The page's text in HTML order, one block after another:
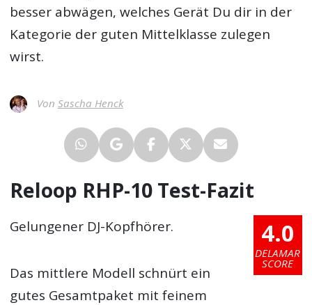
besser abwägen, welches Gerät Du dir in der
Kategorie der guten Mittelklasse zulegen
wirst.
Von Sascha Henck
Reloop RHP-10 Test-Fazit
4.0
DELAMAR
SCORE
Gelungener DJ-Kopfhörer.
Das mittlere Modell schnürt ein
gutes Gesamtpaket mit feinem